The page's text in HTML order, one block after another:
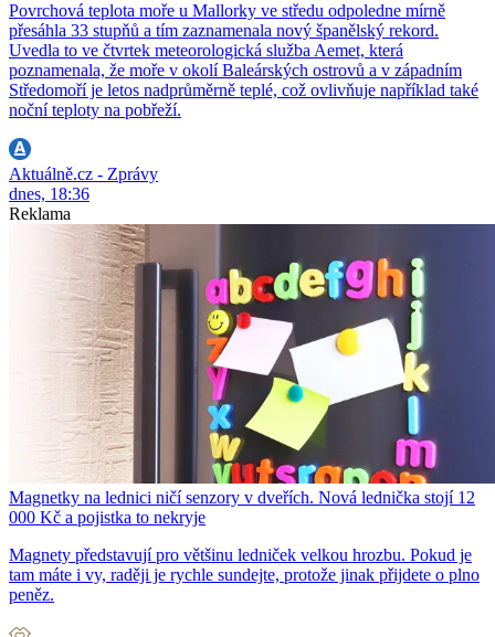
Povrchová teplota moře u Mallorky ve středu odpoledne mírně
přesáhla 33 stupňů a tím zaznamenala nový španělský rekord.
Uvedla to ve čtvrtek meteorologická služba Aemet, která
poznamenala, že moře v okolí Baleárských ostrovů a v západním
Středomoří je letos nadprůměrně teplé, což ovlivňuje například také
noční teploty na pobřeží.
Aktuálně.cz - Zprávy
dnes, 18:36
Reklama
Magnetky na lednici ničí senzory v dveřích. Nová lednička stojí 12
000 Kč a pojistka to nekryje
Magnety představují pro většinu ledniček velkou hrozbu. Pokud je
tam máte i vy, raději je rychle sundejte, protože jinak přijdete o plno
peněz.